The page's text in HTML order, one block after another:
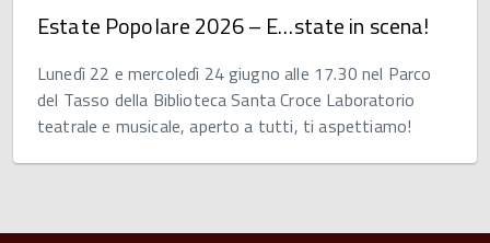
Estate Popolare 2026 – E…state in scena!
Lunedì 22 e mercoledì 24 giugno alle 17.30 nel Parco
del Tasso della Biblioteca Santa Croce Laboratorio
teatrale e musicale, aperto a tutti, ti aspettiamo!